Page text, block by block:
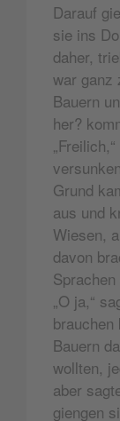
Darauf
sie ins
daher,
war ganz
Bauern
her?
Grund
aus und
Wiesen,
davon
„O ja,“
brauchen
Bauern
wollten,
aber
giengen